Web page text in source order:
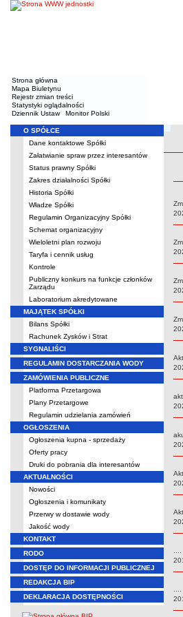
Strona główna
Mapa Biuletynu
Rejestr zmian treści
Statystyki oglądalności
Dziennik Ustaw
Monitor Polski
Menu
O SPÓŁCE
Dane kontaktowe Spółki
Załatwianie spraw przez interesantów
Status prawny Spółki
Zakres działalności Spółki
Historia Spółki
Władze Spółki
Regulamin Organizacyjny Spółki
Schemat organizacyjny
Wieloletni plan rozwoju
Taryfa i cennik usług
Kontrole
Publiczny konkurs na funkcje członków
Zarządu
Laboratorium akredytowane
MAJĄTEK SPÓŁKI
Bilans Spółki
Rachunek Zysków i Strat
SYGNALIŚCI
REGULAMIN DOSTARCZANIA WODY
ZAMÓWIENIA PUBLICZNE
Platforma Przetargowa
Plany Przetargowe
Regulamin udzielania zamówień
OGŁOSZENIA
Ogłoszenia kupna - sprzedaży
Oferty pracy
Druki do pobrania dla interesantów
AKTUALNOŚCI
Nowości
Ogłoszenia i komunikaty
Przerwy w dostawie wody
Jakość wody
KONTAKT
RODO
DOSTĘP DO INFORMACJI PUBLICZNEJ
REDAKCJA BIP
DEKLARACJA DOSTĘPNOŚCI